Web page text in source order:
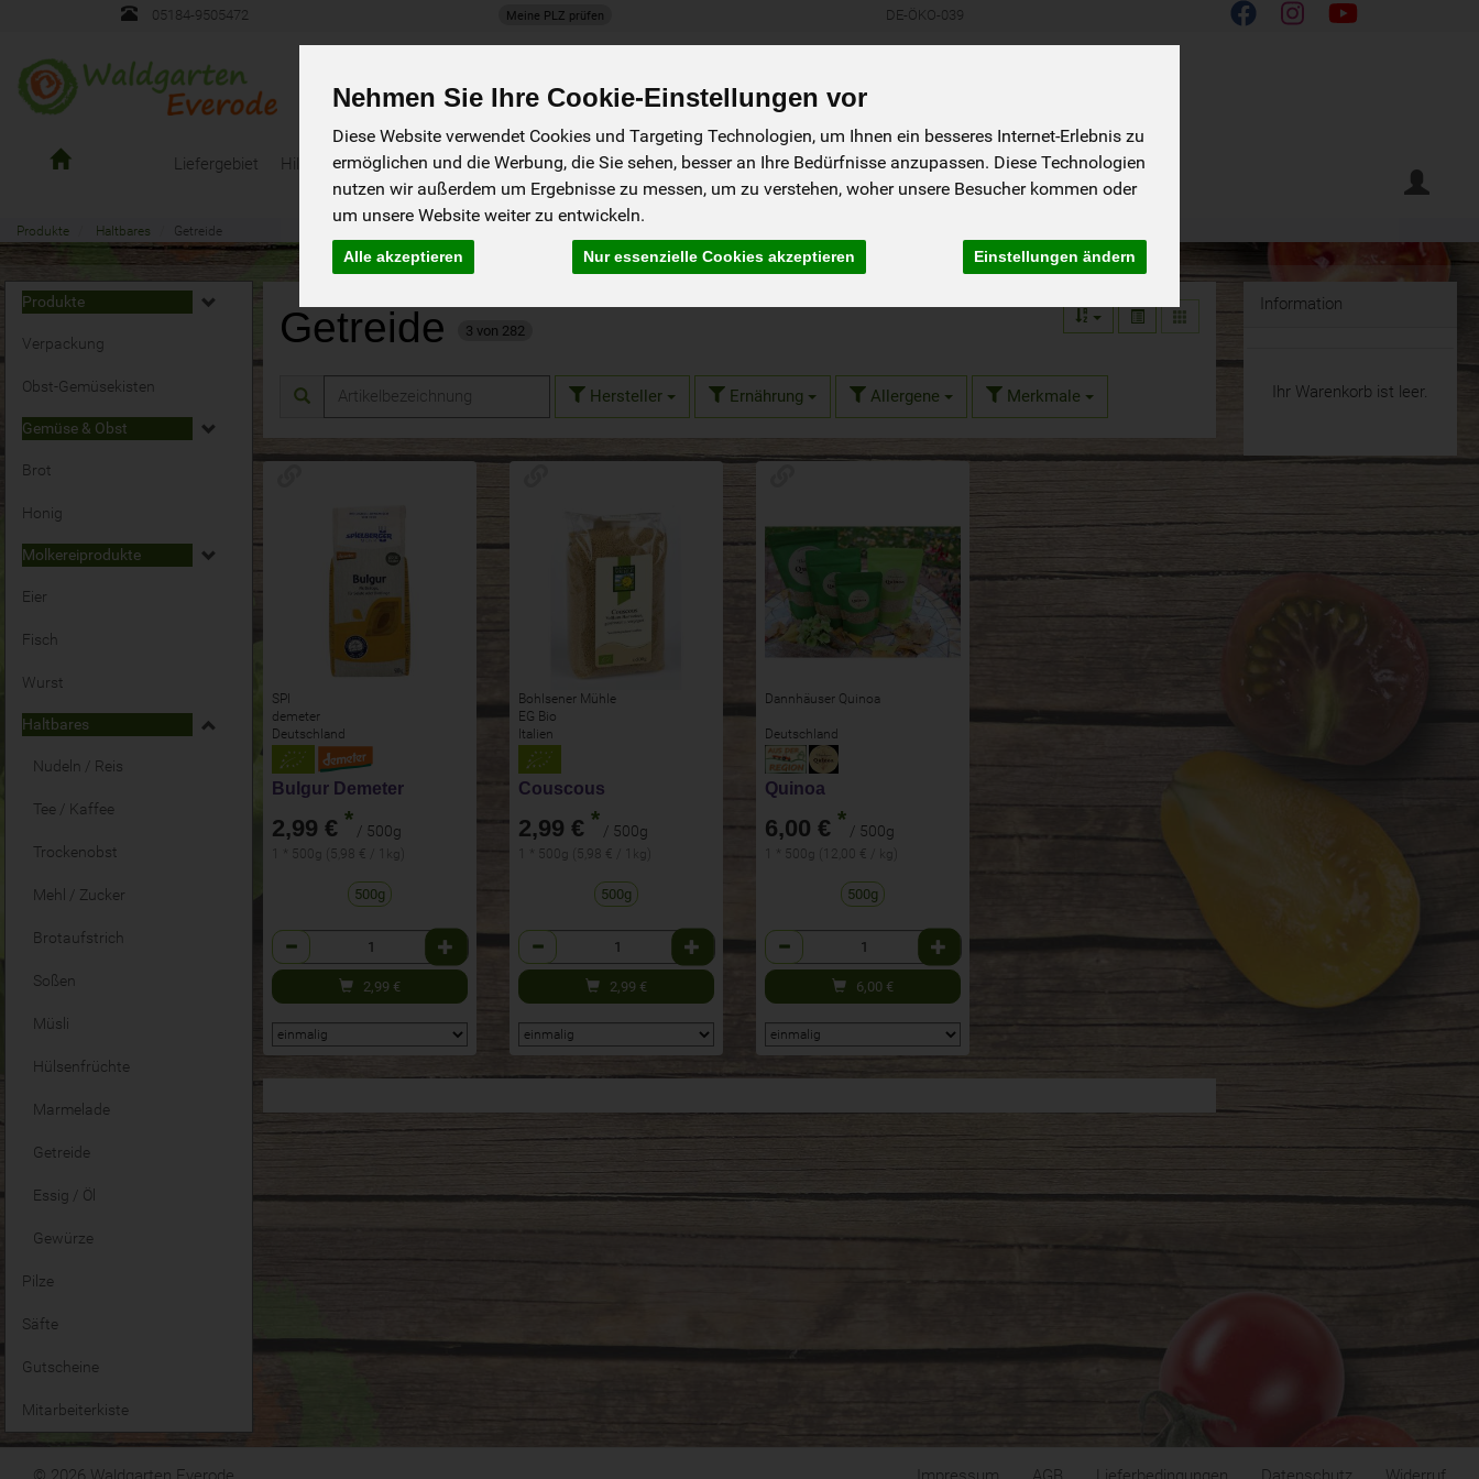
Nehmen Sie Ihre Cookie-Einstellungen vor
Diese Website verwendet Cookies und Targeting Technologien, um Ihnen ein besseres Internet-Erlebnis zu
ermöglichen und die Werbung, die Sie sehen, besser an Ihre Bedürfnisse anzupassen. Diese Technologien
nutzen wir außerdem um Ergebnisse zu messen, um zu verstehen, woher unsere Besucher kommen oder
um unsere Website weiter zu entwickeln.
Alle akzeptieren Nur essenzielle Cookies akzeptieren Einstellungen ändern
05184-9505472 Meine PLZ prüfen DE-ÖKO-039
GemüsekisteLiefergebiet Hilfen/Fragen Bestellanleitung Über uns Rezepte
Produkte Haltbares Getreide
Produkte
Verpackung
Obst-Gemüsekisten
Gemüse & Obst
Brot
Honig
Molkereiprodukte
Eier
Fisch
Wurst
Haltbares
Nudeln / Reis
Tee / Kaffee
Trockenobst
Mehl / Zucker
Brotaufstrich
Soßen
Müsli
Hülsenfrüchte
Marmelade
Getreide
Essig / Öl
Gewürze
Pilze
Säfte
Gutscheine
Mitarbeiterkiste
Getreide 3 von 282
Hersteller Ernährung Allergene Merkmale
SPI
demeter
Deutschland
Bulgur Demeter
2,99 € * / 500g
1 * 500g (5,98 € / 1kg)
500g
Anzahl
2,99 €
Bohlsener Mühle
EG Bio
Italien
Couscous
2,99 € * / 500g
1 * 500g (5,98 € / 1kg)
500g
Anzahl
2,99 €
Dannhäuser Quinoa
Deutschland
Quinoa
6,00 € * / 500g
1 * 500g (12,00 € / kg)
500g
Anzahl
6,00 €
Information
Ihr Warenkorb ist leer.